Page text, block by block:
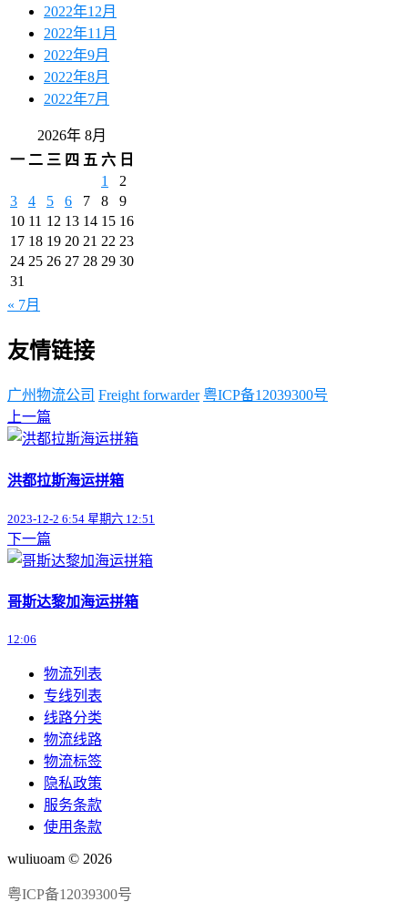
2022年12月
2022年11月
2022年9月
2022年8月
2022年7月
2026年 8月
一 二 三 四 五 六 日
1
2
3
4 5 6 7 8
9
10 11 12 13 14 15 16
17 18 19 20 21 22 23
24 25 26 27 28 29 30
31
« 7月
友情链接
广州物流公司 Freight forwarder 粤ICP备12039300号
上一篇
洪都拉斯海运拼箱
2023-12-2 6:54 星期六 12:51
下一篇
哥斯达黎加海运拼箱
12:06
物流列表
专线列表
线路分类
物流线路
物流标签
隐私政策
服务条款
使用条款
wuliuoam © 2026
粤ICP备12039300号